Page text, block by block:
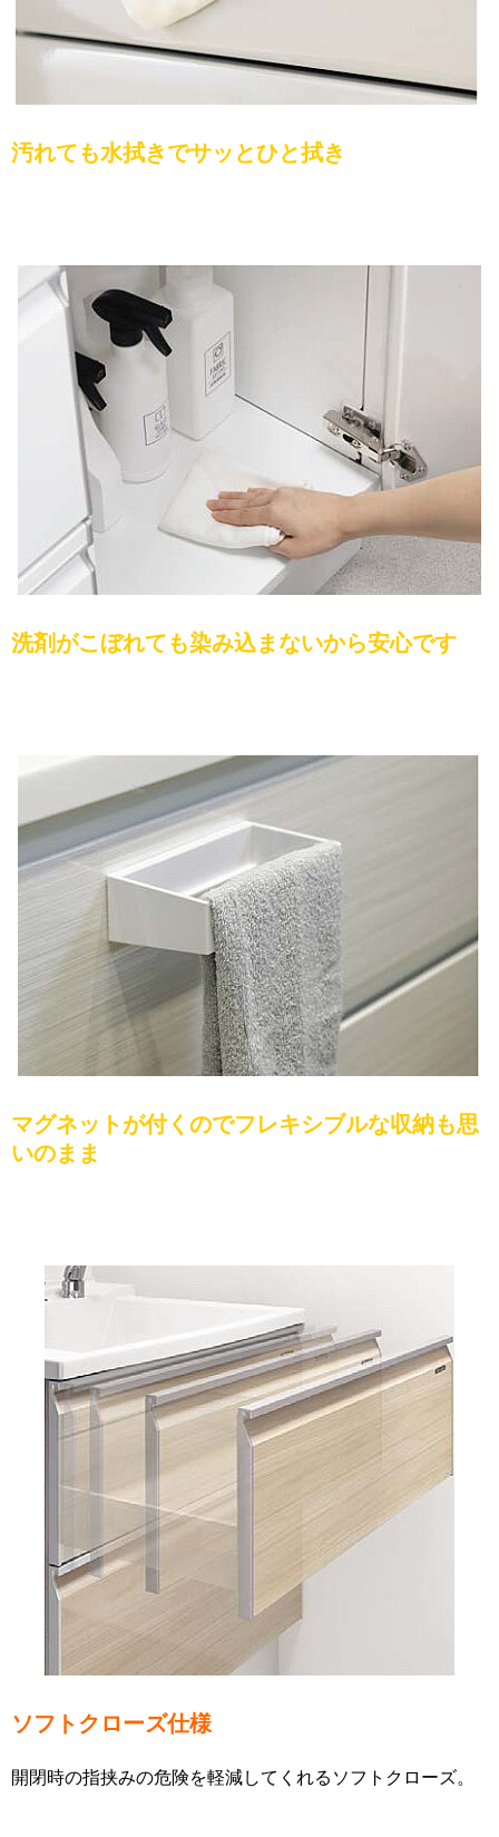
汚れても水拭きでサッとひと拭き
洗剤がこぼれても染み込まないから安心です
マグネットが付くのでフレキシブルな収納も思
いのまま
ソフトクローズ仕様
開閉時の指挟みの危険を軽減してくれるソフトクローズ。